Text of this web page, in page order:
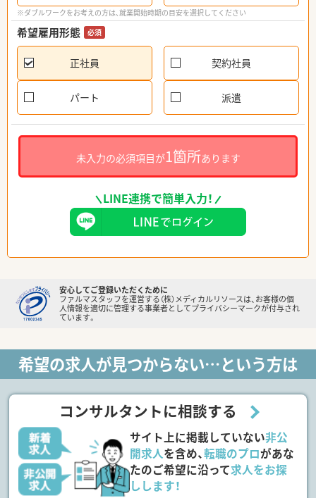
※ダブルワークをお考えの方は、就業開始時期の目安を選択してください
希望雇用形態 必須
正社員 契約社員
パート 派遣
未入力の必須項目が1箇所あります
LINE連携で簡単入力！
安心してご登録いただくために
ファルマスタッフを運営する（株）メディカルリソースは、お客様の個
人情報を適切に管理する事業者としてプライバシーマークが付与され
ています。
希望の求人が見つからない…という方は
コンサルタントに相談する
サイト上に掲載していない非公
開求人を含め、転職のプロがあな
たのご希望に沿って求人をお探
しします！